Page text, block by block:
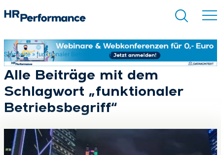
Suchen
Startseite» funktionaler Betriebsbegriff
Alle Beiträge mit dem
Schlagwort „funktionaler
Betriebsbegriff“